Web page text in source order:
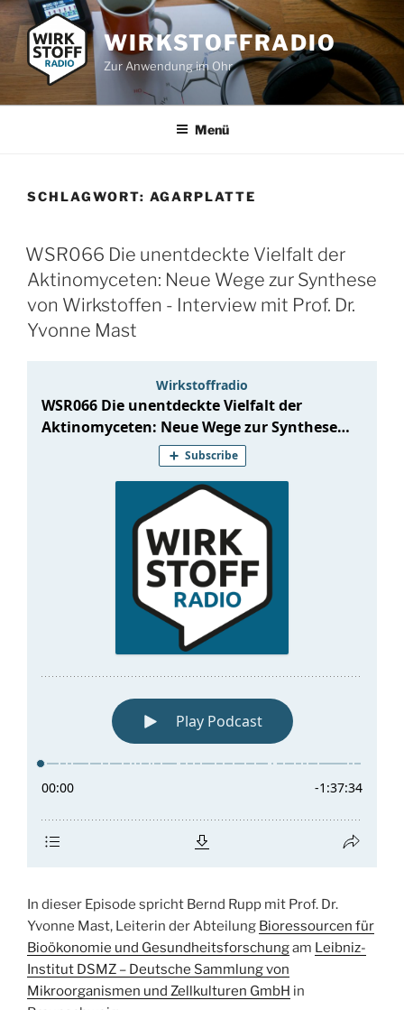
Zum
Inhalt
springen
WIRKSTOFFRADIO
Zur Anwendung im Ohr
Menü
SCHLAGWORT: AGARPLATTE
WSR066 Die unentdeckte Vielfalt der
Aktinomyceten: Neue Wege zur Synthese
von Wirkstoffen - Interview mit Prof. Dr.
Yvonne Mast
In dieser Episode spricht Bernd Rupp mit Prof. Dr.
Yvonne Mast, Leiterin der Abteilung Bioressourcen für
Bioökonomie und Gesundheitsforschungam Leibniz-
Institut DSMZ – Deutsche Sammlung von
Mikroorganismen und Zellkulturen GmbH in